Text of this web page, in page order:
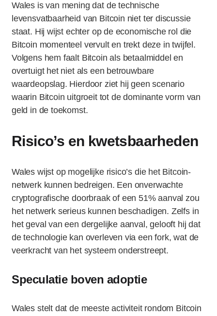
Wales is van mening dat de technische
levensvatbaarheid van Bitcoin niet ter discussie
staat. Hij wijst echter op de economische rol die
Bitcoin momenteel vervult en trekt deze in twijfel.
Volgens hem faalt Bitcoin als betaalmiddel en
overtuigt het niet als een betrouwbare
waardeopslag. Hierdoor ziet hij geen scenario
waarin Bitcoin uitgroeit tot de dominante vorm van
geld in de toekomst.
Risico’s en kwetsbaarheden
Wales wijst op mogelijke risico’s die het Bitcoin-
netwerk kunnen bedreigen. Een onverwachte
cryptografische doorbraak of een 51% aanval zou
het netwerk serieus kunnen beschadigen. Zelfs in
het geval van een dergelijke aanval, gelooft hij dat
de technologie kan overleven via een fork, wat de
veerkracht van het systeem onderstreept.
Speculatie boven adoptie
Wales stelt dat de meeste activiteit rondom Bitcoin